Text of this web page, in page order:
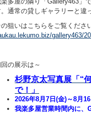
通常の貸しギャラリーと違
狙いはこちらをご覧くださ
gallery463/
の展示は～
杉野京太写真展「“
で！」
2026年8月7日(金)～8月
我楽多屋営業時間内に、